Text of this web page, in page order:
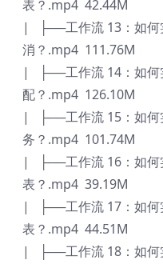
表？.mp4 42.44M
| ├──工作流 13：如何
消？.mp4 111.76M
| ├──工作流 14：如何
配？.mp4 126.10M
| ├──工作流 15：如何
务？.mp4 101.74M
| ├──工作流 16：如何
表？.mp4 39.19M
| ├──工作流 17：如何
表？.mp4 44.51M
| ├──工作流 18：如何